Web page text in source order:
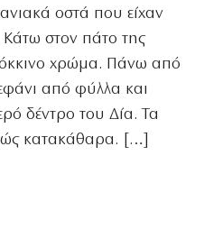
οστά που είχαν
στον πάτο της
χρώμα. Πάνω από
από φύλλα και
δέντρο του Δία. Τα
κατακάθαρα. […]